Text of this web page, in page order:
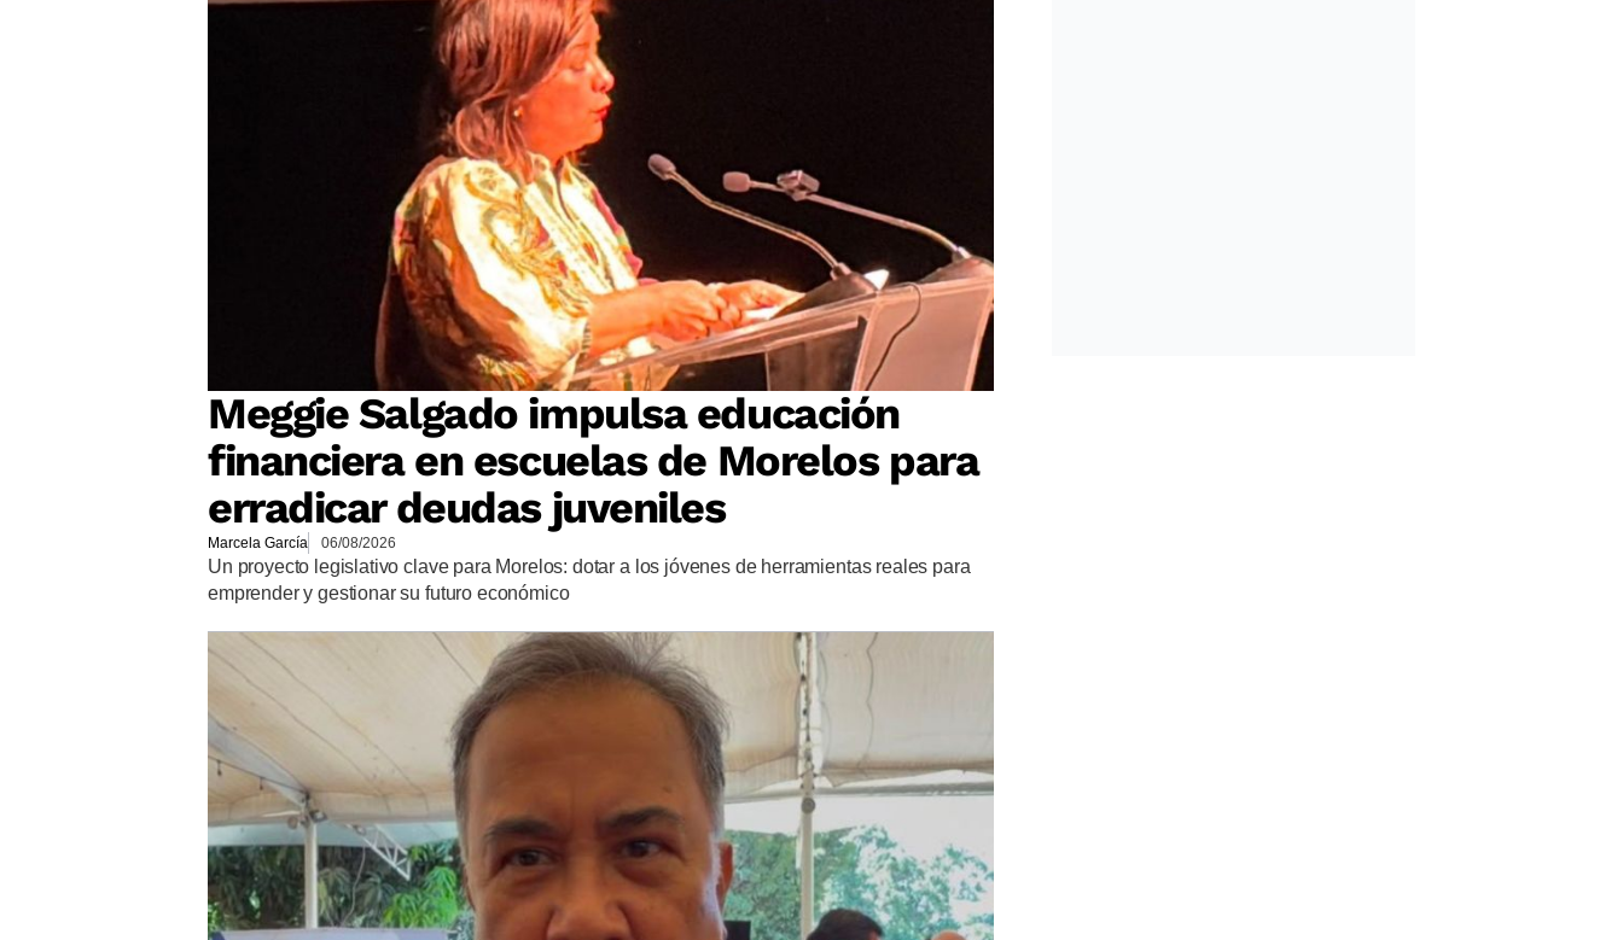
Meggie Salgado impulsa educación
financiera en escuelas de Morelos para
erradicar deudas juveniles
Marcela García 06/08/2026
Un proyecto legislativo clave para Morelos: dotar a los jóvenes de herramientas reales para
emprender y gestionar su futuro económico